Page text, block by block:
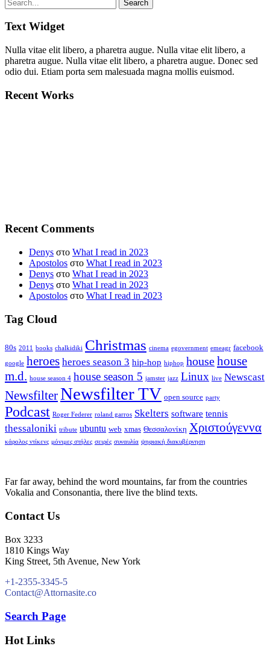
Text Widget
Nulla vitae elit libero, a pharetra augue. Nulla vitae elit libero, a
pharetra augue. Nulla vitae elit libero, a pharetra augue. Donec sed
odio dui. Etiam porta sem malesuada magna mollis euismod.
Recent Works
Recent Comments
Denys στο What I read in 2023
Apostolos στο What I read in 2023
Denys στο What I read in 2023
Denys στο What I read in 2023
Apostolos στο What I read in 2023
Tag Cloud
80s 2011 books chalkidiki Christmas cinema egovernment emeagr facebook
google heroes heroes season 3 hip-hop hiphop househouse
m.d. house season 4 house season 5 jamster jazz Linux live Newscast
NewsfilterNewsfilter TV open source party
Podcast Roger Federer roland garros Skelters software tennis
thessaloniki tribute ubuntu web xmas Θεσσαλονίκη Χριστούγεννα
κάρολος ντίκενς μόνιμες στήλες σειρές συναυλία ψηφιακή διακυβέρνηση
Far far away, behind the word mountains, far from the countries
Vokalia and Consonantia, there live the blind texts.
Contact Us
Box 3233
1810 Kings Way
King Street, 5th Avenue, New York
+1-2355-3345-5
Contact@Attornasite.co
Search Page
Hot Links